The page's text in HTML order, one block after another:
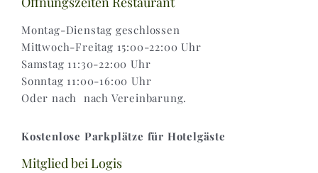
Montag-Dienstag geschlossen
Mittwoch-Freitag 15:00-22:00 Uhr
Samstag 11:30-22:00 Uhr
Sonntag 11:00-16:00 Uhr
Oder nach nach Vereinbarung.
Kostenlose Parkplätze für Hotelgäste
Mitglied bei Logis